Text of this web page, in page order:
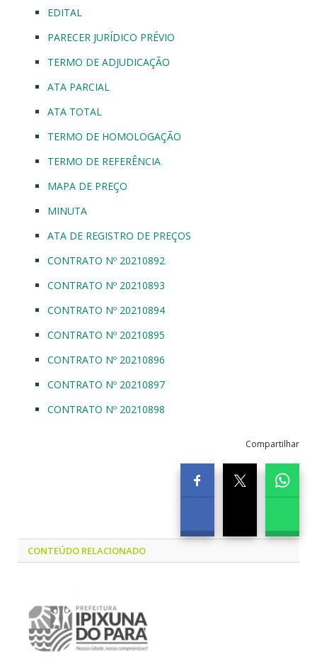
EDITAL
PARECER JURÍDICO PRÉVIO
TERMO DE ADJUDICAÇÃO
ATA PARCIAL
ATA TOTAL
TERMO DE HOMOLOGAÇÃO
TERMO DE REFERÊNCIA
MAPA DE PREÇO
MINUTA
ATA DE REGISTRO DE PREÇOS
CONTRATO Nº 20210892
CONTRATO Nº 20210893
CONTRATO Nº 20210894
CONTRATO Nº 20210895
CONTRATO Nº 20210896
CONTRATO Nº 20210897
CONTRATO Nº 20210898
Compartilhar
CONTEÚDO RELACIONADO